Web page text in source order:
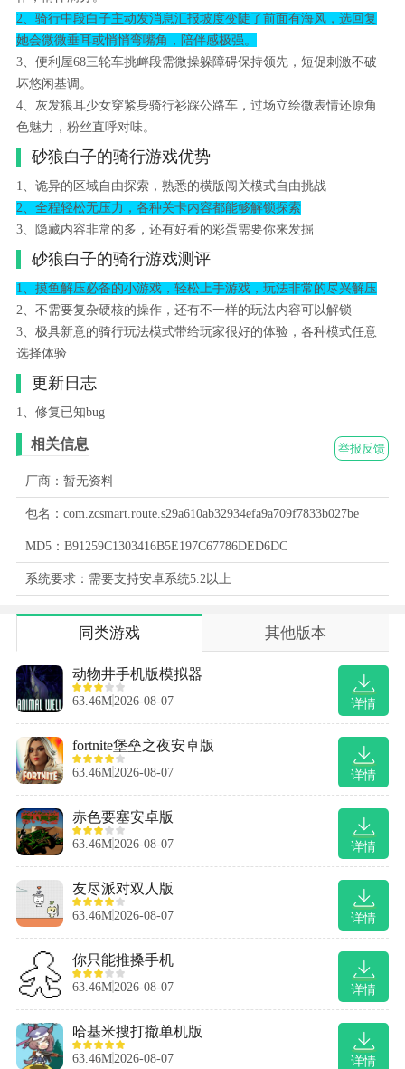
2、骑行中段白子主动发消息汇报坡度变陡了前面有海风，选回复
她会微微垂耳或悄悄弯嘴角，陪伴感极强。
3、便利屋68三轮车挑衅段需微操躲障碍保持领先，短促刺激不破
坏悠闲基调。
4、灰发狼耳少女穿紧身骑行衫踩公路车，过场立绘微表情还原角
色魅力，粉丝直呼对味。
砂狼白子的骑行游戏优势
1、诡异的区域自由探索，熟悉的横版闯关模式自由挑战
2、全程轻松无压力，各种关卡内容都能够解锁探索
3、隐藏内容非常的多，还有好看的彩蛋需要你来发掘
砂狼白子的骑行游戏测评
1、摸鱼解压必备的小游戏，轻松上手游戏，玩法非常的尽兴解压
2、不需要复杂硬核的操作，还有不一样的玩法内容可以解锁
3、极具新意的骑行玩法模式带给玩家很好的体验，各种模式任意
选择体验
更新日志
1、修复已知bug
举报反馈
相关信息
厂商：暂无资料
包名：com.zcsmart.route.s29a610ab32934efa9a709f7833b027be
MD5：B91259C1303416B5E197C67786DED6DC
系统要求：需要支持安卓系统5.2以上
同类游戏 其他版本
详情
动物井手机版模拟器
63.46M 2026-08-07
详情
fortnite堡垒之夜安卓版
63.46M 2026-08-07
详情
赤色要塞安卓版
63.46M 2026-08-07
详情
友尽派对双人版
63.46M 2026-08-07
详情
你只能推搡手机
63.46M 2026-08-07
详情
哈基米搜打撤单机版
63.46M 2026-08-07